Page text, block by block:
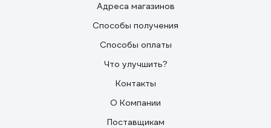
Адреса магазинов
Способы получения
Способы оплаты
Что улучшить?
Контакты
О Компании
Поставщикам